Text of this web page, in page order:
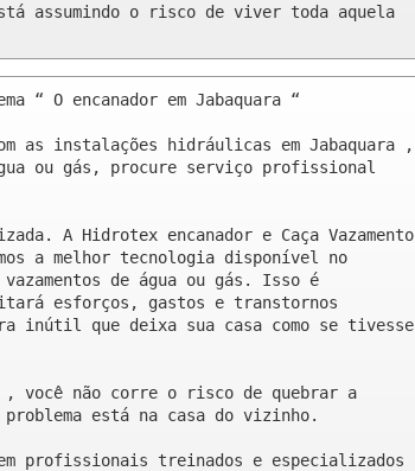
assumindo o risco de viver toda aquela
“ O encanador em Jabaquara “
as instalações hidráulicas em Jabaquara ,
ou gás, procure serviço profissional
A Hidrotex encanador e Caça Vazamento
a melhor tecnologia disponível no
de água ou gás. Isso é
esforços, gastos e transtornos
inútil que deixa sua casa como se tivesse
, você não corre o risco de quebrar a
está na casa do vizinho.
profissionais treinados e especializados